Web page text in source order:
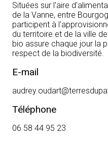
Situées sur l'aire
de la Vanne, entre
participent à
du territoire et de la ville
bio assure chaque jour la
respect de la biodiversité.
E-mail
Téléphone
06 58 44 95 23